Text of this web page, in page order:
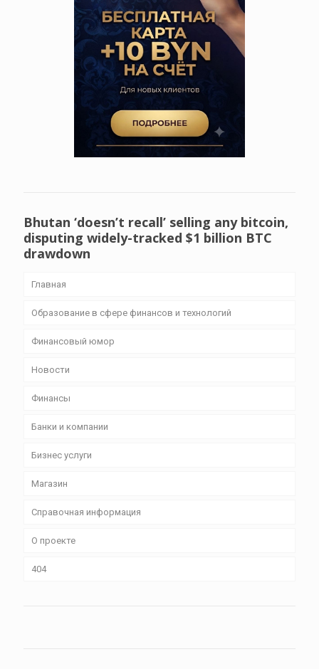
Bhutan ‘doesn’t recall’ selling any bitcoin,
disputing widely-tracked $1 billion BTC
drawdown
Главная
Образование в сфере финансов и технологий
Финансовый юмор
Новости
Финансы
Банки и компании
Бизнес уcлуги
Магазин
Справочная информация
О проекте
404